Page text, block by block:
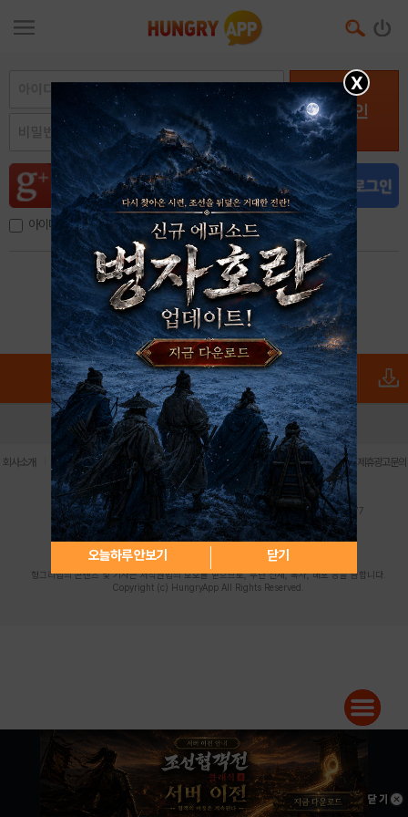
로그인
아이디, 이메일 저장
아이디 / 비밀번호 찾기 회원가입
X
오늘하루 안보기 닫기
로그인 PC버전 전체앱
회사소개 이용약관 | 개인정보 처리방침 | 청소년 보호정책 | 불법촬영물 신고센터 | 제휴광고문의
사업자등록번호:119-86-61101 (주)스마트나우 대표이사:송현두
주소: 서울시 금천구 가산디지털1로 171 연락처:063-284-8635 팩스:02-6265-0377
청소년보호책임자:김동욱desk@hungryapp.co.kr
등록번호:서울아02322 | 등록일자:2016년4월25일
발행인:(주)스마트나우 송현두 | 편집인:김동욱
헝그리앱의 콘텐츠 및 기사는 저작권법의 보호를 받으므로, 무단 전재, 복사, 배포 등을 금합니다.
Copyright (c) HungryApp All Rights Reserved.